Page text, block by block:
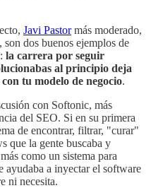
Javi Pastormás moderado,
dos buenos ejemplos de
la carrera por seguir
al principio deja
tu modelo de negocio.
con Softonic, más
del SEO. Si en su primera
de encontrar, filtrar, "curar"
que la gente buscaba y
como un sistema para
ayudaba a inyectar el software
ni necesita.